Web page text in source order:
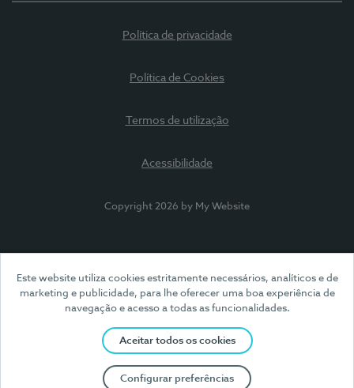
Este website utiliza cookies estritamente necessários, analíticos e de
marketing e publicidade, para lhe oferecer uma boa experiência de
navegação e acesso a todas as funcionalidades.
Aceitar todos os cookies
Configurar preferências
Política de privacidade
Política de Cookies
Termos de utilização
Acessibilidade
Copyright 2026 by My Website